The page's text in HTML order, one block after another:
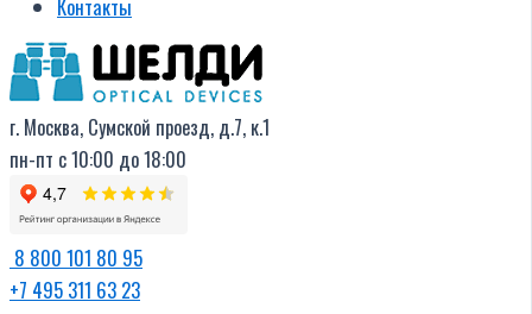
Контакты
г. Москва, Сумской проезд, д.7, к.1
пн-пт с 10:00 до 18:00
8 800 101 80 95
+7 495 311 63 23